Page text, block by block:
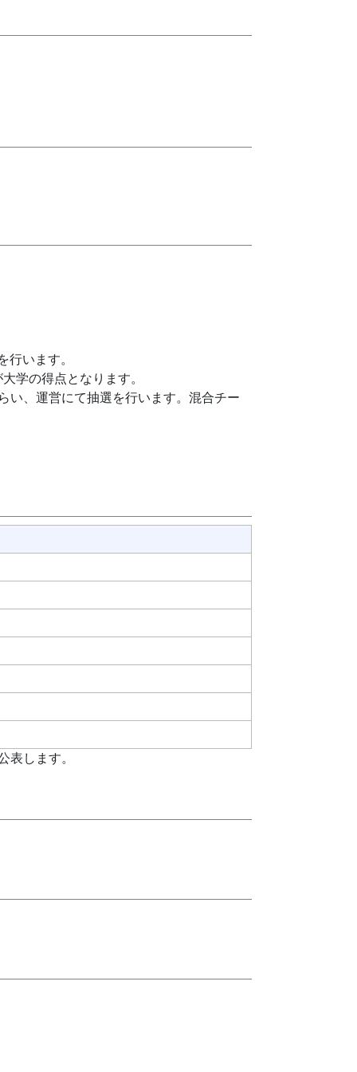
います。
学の得点となります。
い、運営にて抽選を行います。混合チー
します。